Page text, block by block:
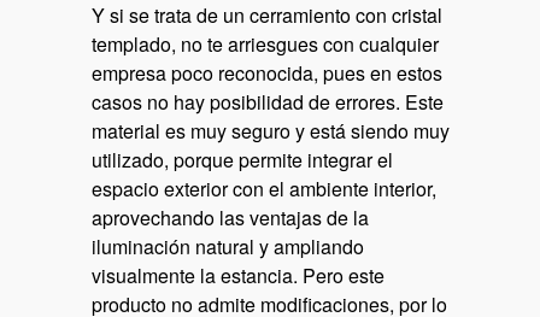
Y si se trata de un cerramiento con cristal
templado, no te arriesgues con cualquier
empresa poco reconocida, pues en estos
casos no hay posibilidad de errores. Este
material es muy seguro y está siendo muy
utilizado, porque permite integrar el
espacio exterior con el ambiente interior,
aprovechando las ventajas de la
iluminación natural y ampliando
visualmente la estancia. Pero este
producto no admite modificaciones, por lo